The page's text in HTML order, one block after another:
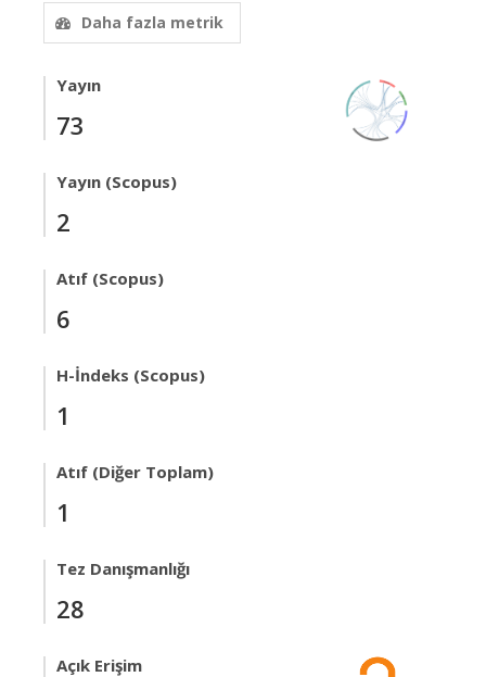
Daha fazla metrik
Yayın
73
Yayın (Scopus)
2
Atıf (Scopus)
6
H-İndeks (Scopus)
1
Atıf (Diğer Toplam)
1
Tez Danışmanlığı
28
Açık Erişim